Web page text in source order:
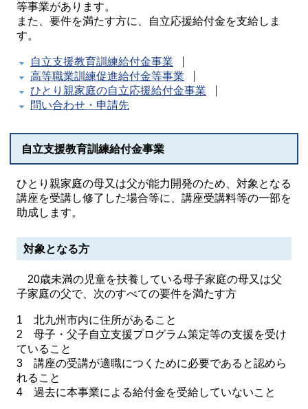
等事業があります。
また、要件を満たす方に、自立応援給付金を支給しま
す。
自立支援教育訓練給付金事業
高等職業訓練促進給付金等事業
ひとり親家庭の自立応援給付金事業
問い合わせ・申請先
自立支援教育訓練給付金事業
ひとり親家庭の母又は父が能力開発のため、対象となる
講座を受講し修了した場合等に、講座受講料等の一部を
助成します。
対象となる方
20歳未満の児童を扶養している母子家庭の母又は父
子家庭の父で、次のすべての要件を満たす方
1 北九州市内に住所があること
2 母子・父子自立支援プログラム策定等の支援を受け
ていること
3 講座の受講が適職につくために必要であると認めら
れること
4 過去に本事業による給付金を受給していないこと